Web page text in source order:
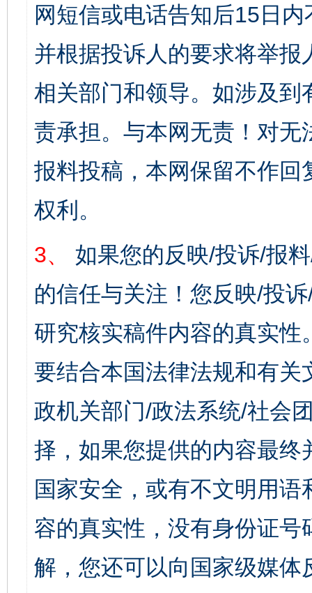
网短信或电话告知后15日
并根据投诉人的要求将举
相关部门和领导。如涉及
责承担。与本网无责！对
报料投稿，本网保留不作
权利。
3、
如果您的反映/投诉/报
的信任与关注！您反映/投
研究核实稿件内容的真实
要结合本国法律法规和有关
政机关部门/政法系统/社会
择，如果您提供的内容最
国家安全，或有不文明用
容的真实性，没有身份证
解，您还可以向国家级媒